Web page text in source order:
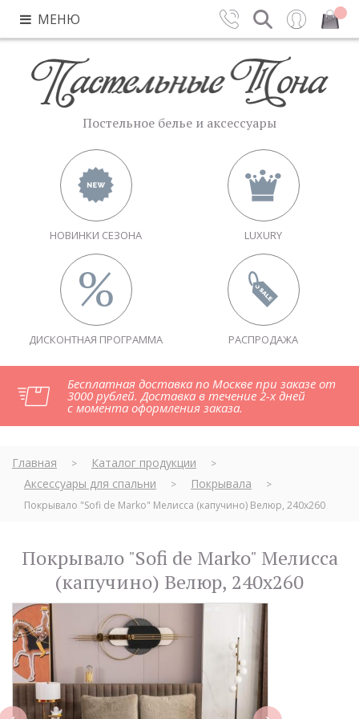
МЕНЮ Вход Закрыть
Постельное белье и аксессуары
НОВИНКИ СЕЗОНА LUXURY
ДИСКОНТНАЯ ПРОГРАММА РАСПРОДАЖА
Бесплатная доставка по Москве при заказе от
3000 рублей. Доставка в течение 2-х дней
с момента оформления заказа.
Главная > Каталог продукции >
Аксессуары для спальни > Покрывала
>
Покрывало "Sofi de Marko" Мелисса (капучино) Велюр, 240х260
Покрывало "Sofi de Marko" Мелисса
(капучино) Велюр, 240х260
next